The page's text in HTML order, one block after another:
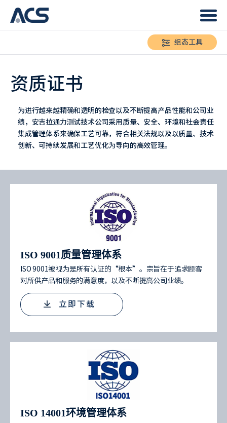
组态工具
资质证书
为进行越来越精确和透明的检查以及不断提高产品性能和公司业
绩，安吉拉通力测试技术公司采用质量、安全、环境和社会责任
集成管理体系来确保工艺可靠，符合相关法规以及以质量、技术
创新、可持续发展和工艺优化为导向的高效管理。
ISO 9001质量管理体系
ISO 9001被视为是所有认证的“根本”。宗旨在于追求顾客
对所供产品和服务的满意度，以及不断提高公司业绩。
立即下载
ISO 14001环境管理体系